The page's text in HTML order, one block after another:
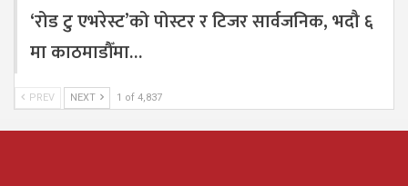
‘रोड टु एभरेस्ट’को पोस्टर र टिजर सार्वजनिक, भदौ ६
मा काठमाडौँमा…
PREV NEXT 1 of 4,837